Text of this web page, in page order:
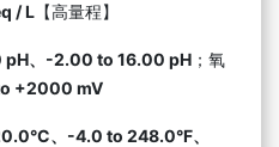
/ L 【高量程】
pH、-2.00 to 16.00 pH ；氧
+2000 mV
、-4.0 to 248.0°F、